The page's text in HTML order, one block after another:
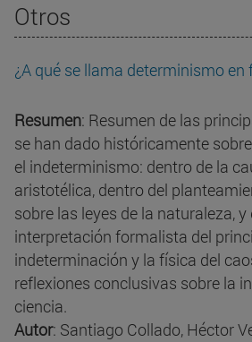
Otros
¿A qué se llama determinismo en
Resumen: Resumen de las
se han dado históricamente
el indeterminismo: dentro de la
aristotélica, dentro del
sobre las leyes de la naturaleza,
interpretación formalista del
indeterminación y la física del
reflexiones conclusivas sobre la
ciencia.
Autor: Santiago Collado, Héctor